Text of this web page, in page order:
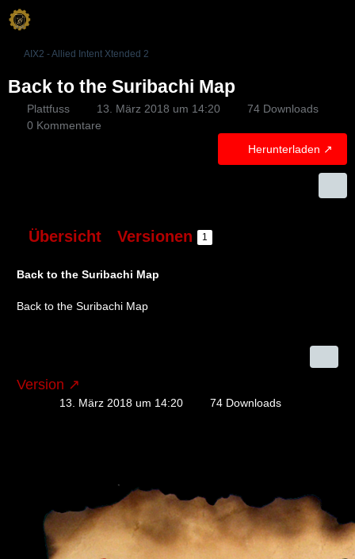
AIX2 - Allied Intent Xtended 2
Back to the Suribachi Map
Plattfuss 13. März 2018 um 14:20
74 Downloads
0 Kommentare
Herunterladen
Übersicht Versionen 1
Back to the Suribachi Map
Back to the Suribachi Map
Version
13. März 2018 um 14:20 74 Downloads